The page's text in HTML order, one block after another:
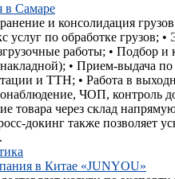
в Самаре
и консолидация
услуг по обработке грузов; •
работы; • Подбор и
накладной); • Прием-выдача
и ТТН; • Работа в
ЧОП, контроль
товара через склад
докинг также позволяет
в Китае «JUNYOU»